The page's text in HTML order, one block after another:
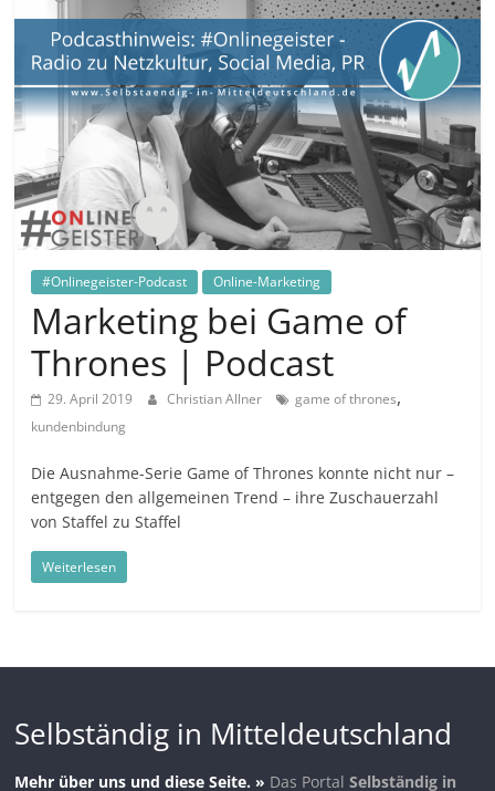
und
außerhalb
Mitteldeutschlands
#Onlinegeister-Podcast Online-Marketing
Marketing bei Game of
Thrones | Podcast
29. April 2019 Christian Allner game of thrones,
kundenbindung
Die Ausnahme-Serie Game of Thrones konnte nicht nur –
entgegen den allgemeinen Trend – ihre Zuschauerzahl
von Staffel zu Staffel
Weiterlesen
Selbständig in Mitteldeutschland
Mehr über uns und diese Seite. » Das PortalSelbständig in